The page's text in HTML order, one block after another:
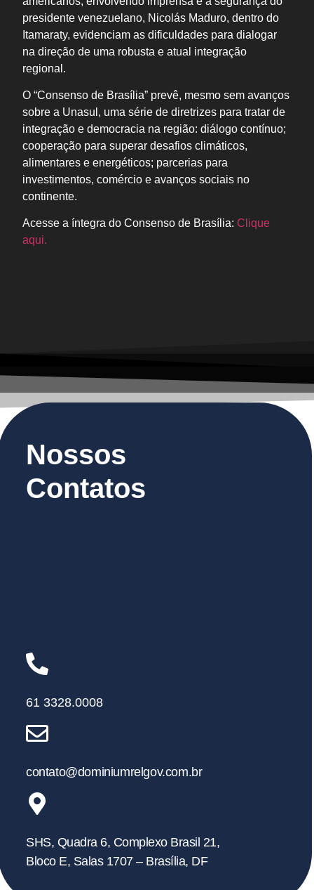
presidente venezuelano, Nicolás Maduro, dentro do
Itamaraty, evidenciam as dificuldades para dialogar
na direção de uma robusta e atual integração
regional.
O “Consenso de Brasília” prevê, mesmo sem avanços
sobre a Unasul, uma série de diretrizes para tratar de
integração e democracia na região: diálogo contínuo;
cooperação para superar desafios climáticos,
alimentares e energéticos; parcerias para
investimentos, comércio e avanços sociais no
continente.
Acesse a íntegra do Consenso de Brasília: Clique
aqui.
Nossos
Contatos
61 3328.0008
contato@dominiumrelgov.com.br
SHS, Quadra 6, Complexo Brasil 21,
Bloco E, Salas 1707 – Brasília, DF